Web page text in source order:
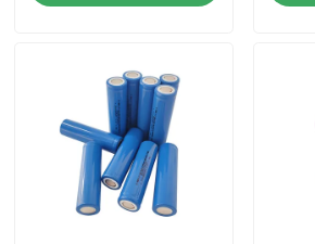
VR Show
Sobre nosotros